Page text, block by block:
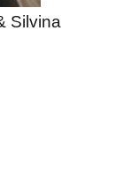
Silvina